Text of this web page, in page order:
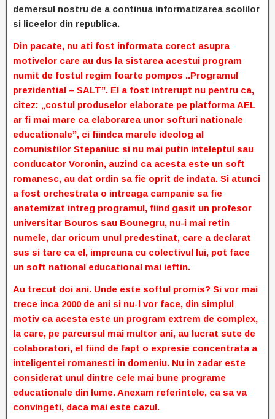
demersul nostru de a continua informatizarea scolilor
si liceelor din republica.
Din pacate, nu ati fost informata corect asupra
motivelor care au dus la sistarea acestui program
numit de fostul regim foarte pompos ..Programul
prezidential – SALT”. El a fost intrerupt nu pentru ca,
citez: „costul produselor elaborate pe platforma AEL
ar fi mai mare ca elaborarea unor softuri nationale
educationale”, ci fiindca marele ideolog al
comunistilor Stepaniuc si nu mai putin inteleptul sau
conducator Voronin, auzind ca acesta este un soft
romanesc, au dat ordin sa fie oprit de indata. Si atunci
a fost orchestrata o intreaga campanie sa fie
anatemizat intreg programul, fiind gasit un profesor
universitar Bouros sau Bounegru, nu-i mai retin
numele, dar oricum unul predestinat, care a declarat
sus si tare ca el, impreuna cu colectivul lui, pot face
un soft national educational mai ieftin.
Au trecut doi ani. Unde este softul promis? Si vor mai
trece inca 2000 de ani si nu-l vor face, din simplul
motiv ca acesta este un program extrem de complex,
la care, pe parcursul mai multor ani, au lucrat sute de
colaboratori, el fiind de fapt o expresie concentrata a
inteligentei romanesti in domeniu. Nu in zadar este
considerat unul dintre cele mai bune programe
educationale din lume. Anexam referintele, ca sa va
convingeti, daca mai este cazul.